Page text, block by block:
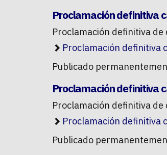
Proclamación definitiva
Proclamación definitiva
Proclamación definitiva
Publicado
Proclamación definitiva
Proclamación definitiva
Proclamación definitiva
Publicado